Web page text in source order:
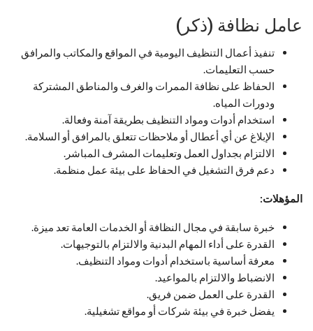
عامل نظافة (ذكر)
تنفيذ أعمال التنظيف اليومية في المواقع والمكاتب والمرافق
حسب التعليمات.
الحفاظ على نظافة الممرات والغرف والمناطق المشتركة
ودورات المياه.
استخدام أدوات ومواد التنظيف بطريقة آمنة وفعالة.
الإبلاغ عن أي أعطال أو ملاحظات تتعلق بالمرافق أو السلامة.
الالتزام بجداول العمل وتعليمات المشرف المباشر.
دعم فرق التشغيل في الحفاظ على بيئة عمل منظمة.
المؤهلات:
خبرة سابقة في مجال النظافة أو الخدمات العامة تعد ميزة.
القدرة على أداء المهام البدنية والالتزام بالتوجيهات.
معرفة أساسية باستخدام أدوات ومواد التنظيف.
الانضباط والالتزام بالمواعيد.
القدرة على العمل ضمن فريق.
يفضل خبرة في بيئة شركات أو مواقع تشغيلية.